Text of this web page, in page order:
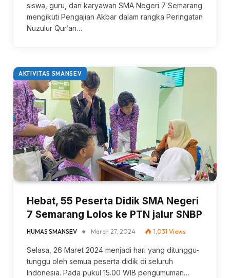
siswa, guru, dan karyawan SMA Negeri 7 Semarang
mengikuti Pengajian Akbar dalam rangka Peringatan
Nuzulur Qur’an…
AKTIVITAS SMANSEV
Hebat, 55 Peserta Didik SMA Negeri
7 Semarang Lolos ke PTN jalur SNBP
HUMAS SMANSEV March 27, 2024 1,031 Views
Selasa, 26 Maret 2024 menjadi hari yang ditunggu-
tunggu oleh semua peserta didik di seluruh
Indonesia. Pada pukul 15.00 WIB pengumuman…